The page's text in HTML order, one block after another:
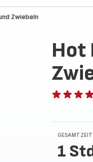
Zwiebeln
Hot
4
Sternen
GESAMTZEIT
1